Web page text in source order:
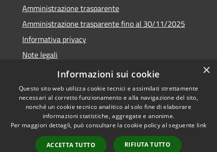
Amministrazione trasparente
Amministrazione trasparente fino al 30/11/2025
Informativa privacy
Note legali
Dichiarazione di accessibilità
Accessibilità
Copyright © 2026 • Comune di
Ponteranica • Powered by
Municipium•
Accesso
×
Informazioni sui cookie
Questo sito web utilizza cookie tecnici e assimilati strettamente
necessari al corretto funzionamento e alla navigazione del sito,
nonché un cookie tecnico analitico al solo fine di elaborare
informazioni statistiche, aggregate e anonime.
Per maggiori dettagli, può consultare la cookie policy al seguente link
ACCETTA TUTTO RIFIUTA TUTTO